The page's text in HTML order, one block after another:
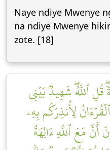
Naye ndiye Mwenye
na ndiye Mwenye
zote. [18]
ٱللَّهُۖ شَهِيدُۢ بَيۡنِي
لِأُنذِرَكُم بِهِۦ
مَعَ ٱللَّهِ ءَالِهَةً